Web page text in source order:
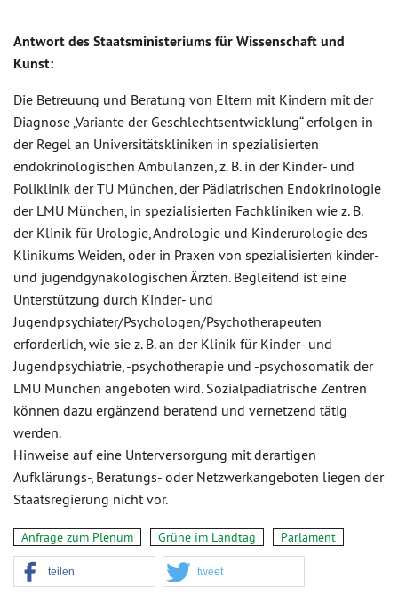
Antwort des Staatsministeriums für Wissenschaft und
Kunst:
Die Betreuung und Beratung von Eltern mit Kindern mit der
Diagnose „Variante der Geschlechtsentwicklung“ erfolgen in
der Regel an Universitätskliniken in spezialisierten
endokrinologischen Ambulanzen, z. B. in der Kinder- und
Poliklinik der TU München, der Pädiatrischen Endokrinologie
der LMU München, in spezialisierten Fachkliniken wie z. B.
der Klinik für Urologie, Andrologie und Kinderurologie des
Klinikums Weiden, oder in Praxen von spezialisierten kinder-
und jugendgynäkologischen Ärzten. Begleitend ist eine
Unterstützung durch Kinder- und
Jugendpsychiater/Psychologen/Psychotherapeuten
erforderlich, wie sie z. B. an der Klinik für Kinder- und
Jugendpsychiatrie, -psychotherapie und -psychosomatik der
LMU München angeboten wird. Sozialpädiatrische Zentren
können dazu ergänzend beratend und vernetzend tätig
werden.
Hinweise auf eine Unterversorgung mit derartigen
Aufklärungs-, Beratungs- oder Netzwerkangeboten liegen der
Staatsregierung nicht vor.
Anfrage zum Plenum Grüne im Landtag Parlament
teilen tweet